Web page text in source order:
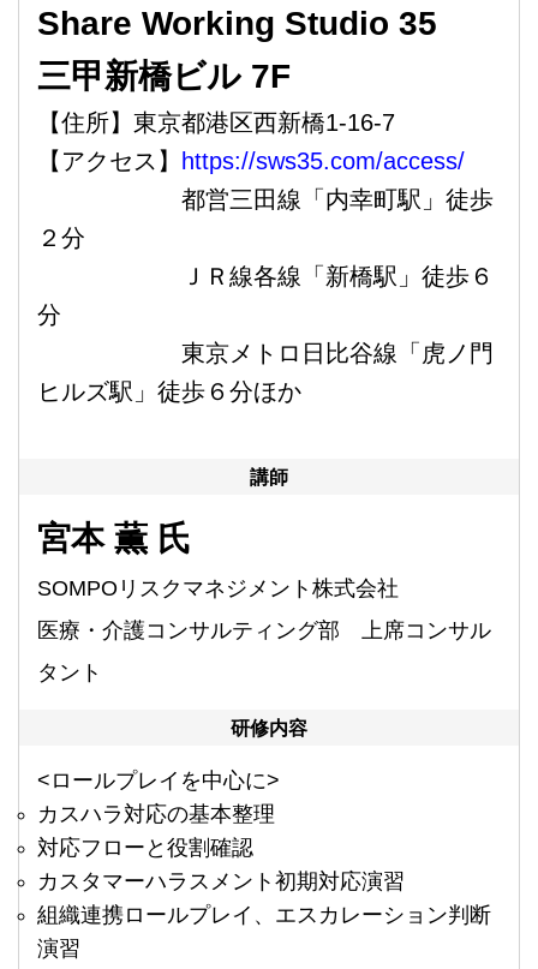
Share Working Studio 35
三甲新橋ビル 7F
【住所】東京都港区西新橋1-16-7
【アクセス】
https://sws35.com/access/
都営三田線「内幸町駅」徒歩
２分
ＪＲ線各線「新橋駅」徒歩６
分
東京メトロ日比谷線「虎ノ門
ヒルズ駅」徒歩６分ほか
講師
宮本 薫 氏
SOMPOリスクマネジメント株式会社
医療・介護コンサルティング部 上席コンサル
タント
研修内容
<ロールプレイを中心に>
カスハラ対応の基本整理
対応フローと役割確認
カスタマーハラスメント初期対応演習
組織連携ロールプレイ、エスカレーション判断
演習